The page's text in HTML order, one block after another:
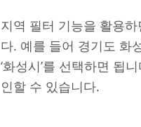
지역 필터 기능을 활용
다. 예를 들어 경기도 화
‘화성시’를 선택하면 됩
인할 수 있습니다.